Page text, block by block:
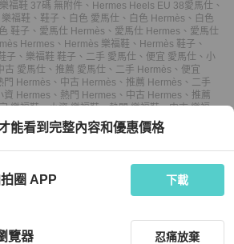
福鞋 37碼 無附件 、 Hermes Heels EU 38愛馬仕 、
樂福鞋 、 鞋子 、 白色 愛馬仕 、 白色 Hermès 、 白色
鞋子 、 愛馬仕 Hermès 、 愛馬仕 Hermes 、 愛馬仕
Hermes 、 Hermès 樂福鞋 、 Hermès 鞋子 、
子 、 樂福鞋 鞋子 、 二手 愛馬仕 、 便宜 愛馬仕 、 小
古 愛馬仕 、 推薦 愛馬仕 、 二手 Hermès 、 便宜
門 Hermès 、 中古 Hermès 、 推薦 Hermès 、 二手
資 Hermes 、 熱門 Hermes 、 中古 Hermes 、 推薦
樂福鞋、小資 樂福鞋、熱門 樂福鞋、中古 樂福
、便宜 鞋子、小資 鞋子、熱門 鞋子、
能看到完整內容和優惠價格
圈 APP 下載
覽器 忍痛放棄